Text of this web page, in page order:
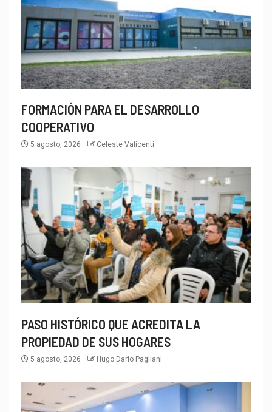
FORMACIÓN PARA EL DESARROLLO
COOPERATIVO
5 agosto, 2026 Celeste Valicenti
PASO HISTÓRICO QUE ACREDITA LA
PROPIEDAD DE SUS HOGARES
5 agosto, 2026 Hugo Dario Pagliani